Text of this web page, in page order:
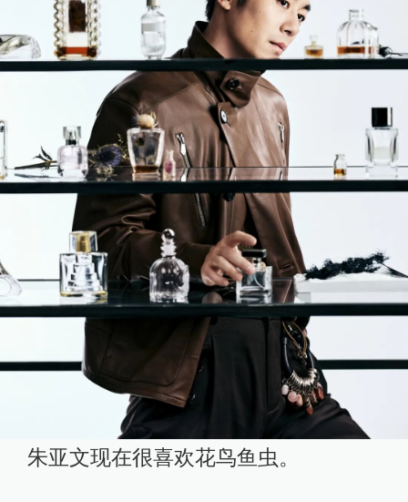
朱亚文现在很喜欢花鸟鱼虫。